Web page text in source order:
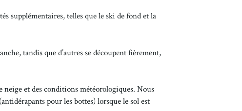
supplémentaires, telles que le ski de fond et la
tandis que d’autres se découpent fièrement,
et des conditions météorologiques. Nous
pour les bottes) lorsque le sol est